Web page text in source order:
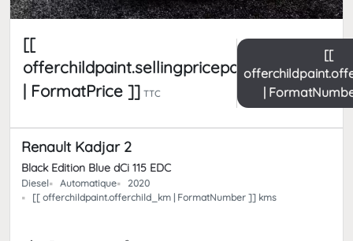
[[
offerchildpaint.sellingpricepart_ttc
| FormatPrice ]] TTC
[[
|
Renault Kadjar 2
Black Edition Blue dCi 115 EDC
Diesel Automatique
2020
[[ offerchildpaint.offerchild_km | FormatNumber ]] kms